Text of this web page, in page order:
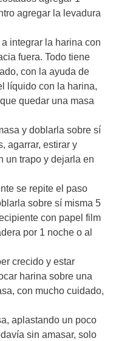
agregar la levadura
integrar la harina con
fuera. Todo tiene
con la ayuda de
líquido con la harina,
quedar una masa
y doblarla sobre sí
agarrar, estirar y
un trapo y dejarla en
se repite el paso
sobre sí misma 5
con papel film
por 1 noche o al
crecido y estar
harina sobre una
con mucho cuidado,
aplastando un poco
sin amasar, solo